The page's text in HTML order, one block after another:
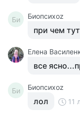
Би Биопсихоz
при чем
Елена
все
Би Биопсихоz
лол 11